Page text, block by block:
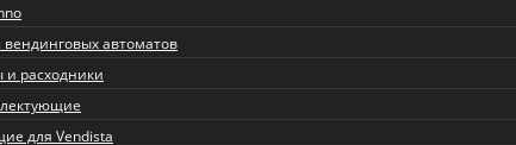
вендинговых автоматов
и расходники
для Vendista